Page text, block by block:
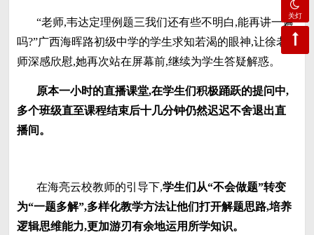
“老师,韦达定理例题三我们还有些不明白,能再讲一遍
吗?”广西海晖路初级中学的学生求知若渴的眼神,让徐老
师深感欣慰,她再次站在屏幕前,继续为学生答疑解惑。
原本一小时的直播课堂,在学生们积极踊跃的提问中,
多个班级直至课程结束后十几分钟仍然迟迟不舍退出直
播间。
在海亮云校教师的引导下,学生们从“不会做题”转变
为“一题多解”,多样化教学方法让他们打开解题思路,培养
逻辑思维能力,更加游刃有余地运用所学知识。
关灯